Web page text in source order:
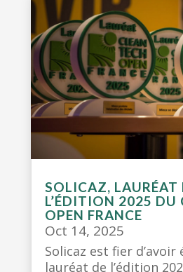
SOLICAZ, LAURÉAT
L’ÉDITION 2025 DU
OPEN FRANCE
Oct 14, 2025
Solicaz est fier
lauréat de l’édition